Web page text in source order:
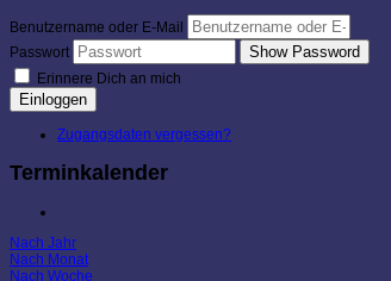
Benutzername oder E-Mail
Passwort
Show Password
Erinnere Dich an mich
Einloggen
Zugangsdaten vergessen?
Terminkalender
Nach Jahr
Nach Monat
Nach Woche